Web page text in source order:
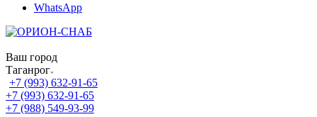
WhatsApp
Ваш город
Таганрог
+7 (993) 632-91-65
+7 (993) 632-91-65
+7 (988) 549-93-99